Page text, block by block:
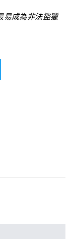
成為非法盜獵